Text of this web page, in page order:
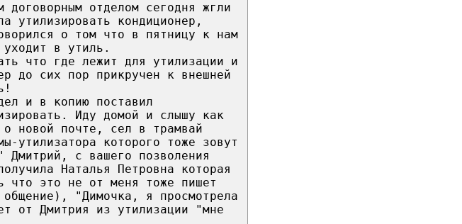
договорным отделом сегодня жгли
утилизировать кондиционер,
о том что в пятницу к нам
в утиль.
что где лежит для утилизации и
до сих пор прикручен к внешней
и в копию поставил
Иду домой и слышу как
о новой почте, сел в трамвай
утилизатора которого тоже зовут
Дмитрий, с вашего позволения
Наталья Петровна которая
что это не от меня тоже пишет
"Димочка, я просмотрела
от Дмитрия из утилизации "мне